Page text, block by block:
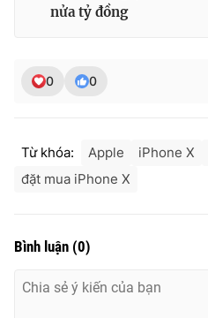
nửa tỷ đồng
0 0
Từ khóa: Apple iPhone X
đặt mua iPhone X
Bình luận (0)